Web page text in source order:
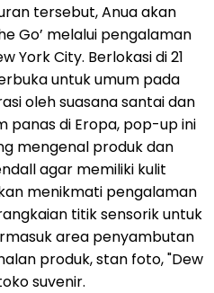
tersebut, Anua akan
Go’ melalui pengalaman
York City. Berlokasi di 21
untuk umum pada
oleh suasana santai dan
panas di Eropa, pop-up ini
mengenal produk dan
agar memiliki kulit
menikmati pengalaman
titik sensorik untuk
area penyambutan
produk, stan foto, "Dew
suvenir.